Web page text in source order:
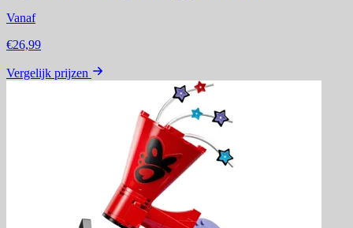
Vanaf
€26,99
Vergelijk prijzen